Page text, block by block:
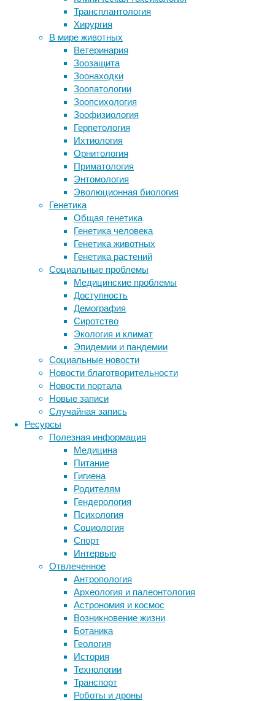
Трансплантология
Хирургия
В мире животных
Ветеринария
Зоозащита
Зоонаходки
Зоопатологии
Зоопсихология
Зоофизиология
Герпетология
Ихтиология
Орнитология
Приматология
Энтомология
Эволюционная биология
Генетика
Общая генетика
Генетика человека
Генетика животных
Генетика растений
Социальные проблемы
Медицинские проблемы
Доступность
Демография
Сиротство
Экология и климат
Эпидемии и пандемии
Социальные новости
Новости благотворительности
Новости портала
Новые записи
Случайная запись
Ресурсы
Полезная информация
Медицина
Питание
Гигиена
Родителям
Гендерология
Психология
Социология
Спорт
Интервью
Отвлеченное
Антропология
Археология и палеонтология
Астрономия и космос
Возникновение жизни
Ботаника
Геология
История
Технологии
Транспорт
Роботы и дроны
нейробиология,
питание
Поскольку
большое
количество
сахара
рационе
связано
рисками
для
здоровья,
многие
люди
переходят
на
подсластители.
Исследователи
из
Китая
Бразилии
сравнили
реакцию
мозга
на
сахарозаменители
и
выделили
наиболее
«совместимый»
с
ним.
Предыдущие
исследования
показали,
сладкое
может
негативно
сказываться
здоровье
человека,
Учёные научились регенерировать
повреждённые ткани зубов
Кесарево сечение не лишило
младенцев материнских бактерий
Вспышку хантавируса на круизном
лайнере вызвал штамм,
передающийся от человека к
человеку
Как нам обустроить климат Земли.
Часть 1. Антропогенные
недоразумения
Следите за новостями
Метки
ДНК бактерии биология
биотехнология вирусы
генетика дети
здоровье
инструменты и методы
исследования